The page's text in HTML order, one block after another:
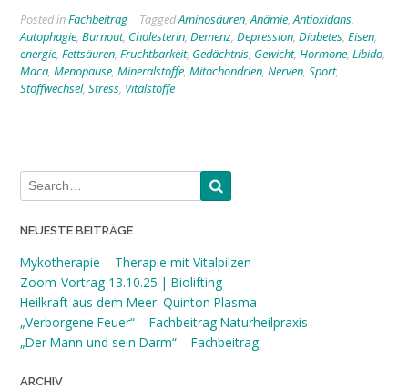
Posted inFachbeitrag TaggedAminosäuren,Anämie,Antioxidans,
Autophagie, Burnout, Cholesterin, Demenz, Depression, Diabetes, Eisen,
energie, Fettsäuren, Fruchtbarkeit, Gedächtnis, Gewicht, Hormone, Libido,
Maca, Menopause, Mineralstoffe, Mitochondrien, Nerven, Sport,
Stoffwechsel, Stress, Vitalstoffe
NEUESTE BEITRÄGE
Mykotherapie – Therapie mit Vitalpilzen
Zoom-Vortrag 13.10.25 | Biolifting
Heilkraft aus dem Meer: Quinton Plasma
„Verborgene Feuer“ – Fachbeitrag Naturheilpraxis
„Der Mann und sein Darm“ – Fachbeitrag
ARCHIV